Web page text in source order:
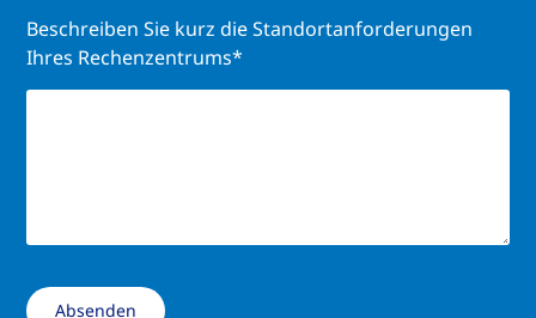
Beschreiben Sie kurz die Standortanforderungen
Ihres Rechenzentrums*